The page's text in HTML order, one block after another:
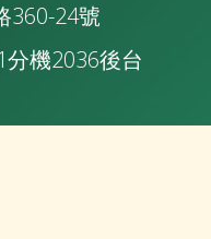
360-24號
分機2036後台